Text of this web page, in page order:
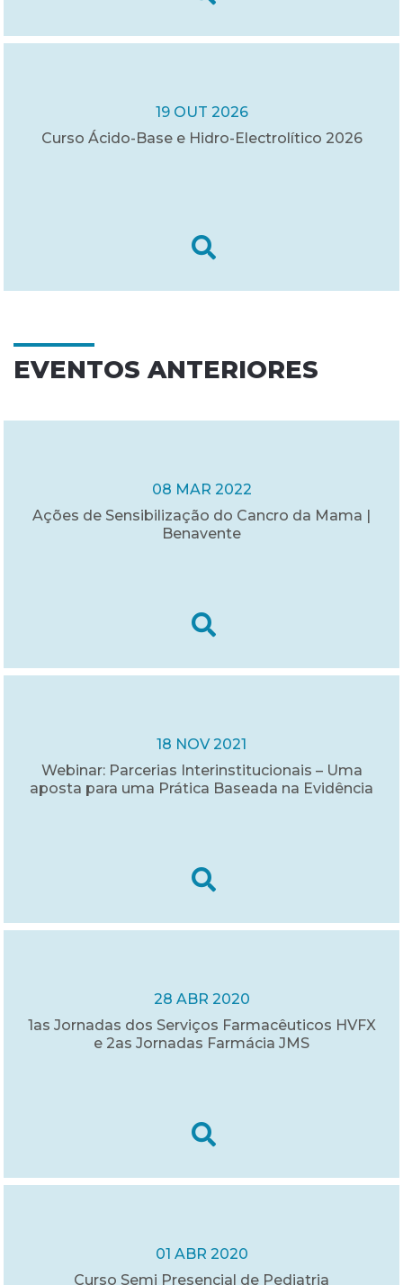
19 OUT 2026
Curso Ácido-Base e Hidro-Electrolítico 2026
EVENTOS ANTERIORES
08 MAR 2022
Ações de Sensibilização do Cancro da Mama |
Benavente
18 NOV 2021
Webinar: Parcerias Interinstitucionais – Uma
aposta para uma Prática Baseada na Evidência
28 ABR 2020
1as Jornadas dos Serviços Farmacêuticos HVFX
e 2as Jornadas Farmácia JMS
01 ABR 2020
Curso Semi Presencial de Pediatria